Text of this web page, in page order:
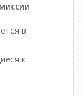
в
к